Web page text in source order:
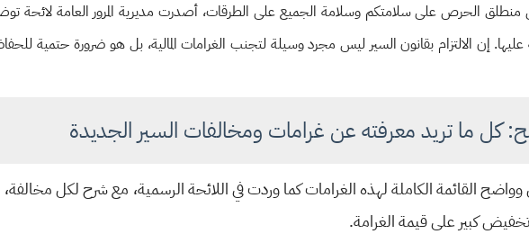
منطلق الحرص على سلامتكم وسلامة الجميع على الطرقات، أصدرت مديرية المرور العامة لائحة
عليها. إن الالتزام بقانون السير ليس مجرد وسيلة لتجنب الغرامات المالية، بل هو ضرورة حتمية
كل ما تريد معرفته عن غرامات ومخالفات السير الجديدة
القائمة الكاملة لهذه الغرامات كما وردت في اللائحة الرسمية، مع شرح لكل مخالفة،
كبير على قيمة الغرامة.